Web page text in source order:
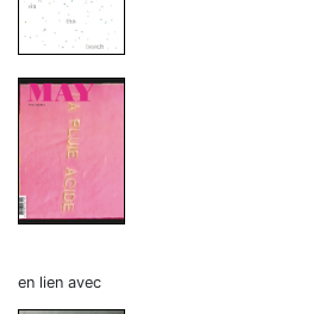
en lien avec